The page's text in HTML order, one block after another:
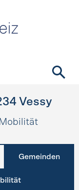
Vessy
Gemeinden